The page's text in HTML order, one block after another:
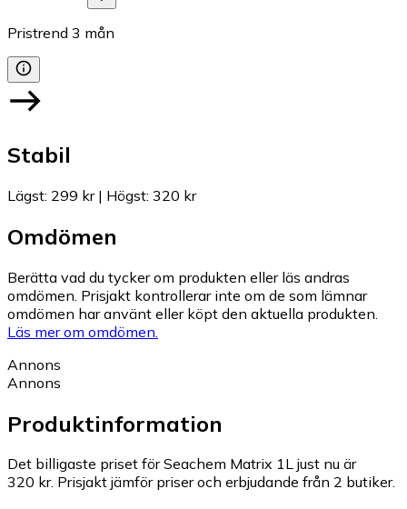
Pristrend 3 mån
Stabil
Lägst: 299 kr| Högst: 320 kr
Omdömen
Berätta vad du tycker om produkten eller läs andras
omdömen. Prisjakt kontrollerar inte om de som lämnar
omdömen har använt eller köpt den aktuella produkten.
Läs mer om omdömen.
Annons
Annons
Produktinformation
Det billigaste priset för Seachem Matrix 1L just nu är
320 kr. Prisjakt jämför priser och erbjudande från 2 butiker.